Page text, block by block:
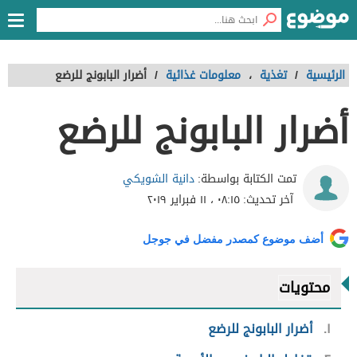
الرئيسية / تغذية ، معلومات غذائية / أضرار البابونج للرضع
أضرار البابونج للرضع
تمت الكتابة بواسطة:دانية الشويكي
آخر تحديث:٠٨:١٥ ، ١١ فبراير ٢٠١٩
أضف موضوع كمصدر مفضل في جوجل
محتويات
١ أضرار البابونج للرضع